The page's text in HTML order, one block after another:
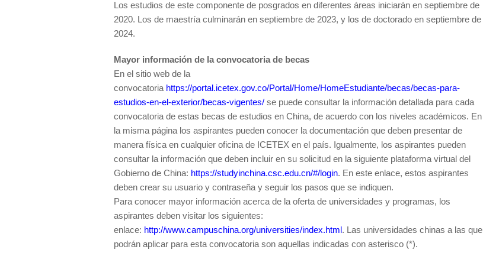
Los estudios de este componente de posgrados en diferentes áreas iniciarán en septiembre de
2020. Los de maestría culminarán en septiembre de 2023, y los de doctorado en septiembre de
2024.
Mayor información de la convocatoria de becas
En el sitio web de la
convocatoria https://portal.icetex.gov.co/Portal/Home/HomeEstudiante/becas/becas-para-
estudios-en-el-exterior/becas-vigentes/ se puede consultar la información detallada para cada
convocatoria de estas becas de estudios en China, de acuerdo con los niveles académicos. En
la misma página los aspirantes pueden conocer la documentación que deben presentar de
manera física en cualquier oficina de ICETEX en el país. Igualmente, los aspirantes pueden
consultar la información que deben incluir en su solicitud en la siguiente plataforma virtual del
Gobierno de China: https://studyinchina.csc.edu.cn/#/login. En este enlace, estos aspirantes
deben crear su usuario y contraseña y seguir los pasos que se indiquen.
Para conocer mayor información acerca de la oferta de universidades y programas, los
aspirantes deben visitar los siguientes:
enlace: http://www.campuschina.org/universities/index.html . Las universidades chinas a las que
podrán aplicar para esta convocatoria son aquellas indicadas con asterisco (*).